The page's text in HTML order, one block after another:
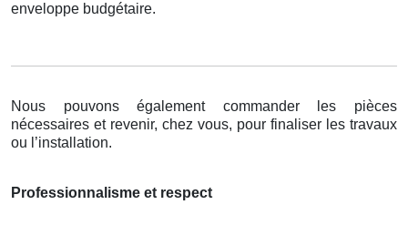
enveloppe budgétaire.
Nous pouvons également commander les pièces
nécessaires et revenir, chez vous, pour finaliser les travaux
ou l’installation.
Professionnalisme et respect